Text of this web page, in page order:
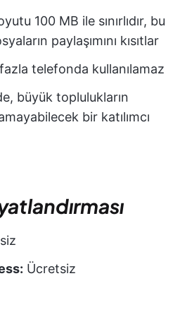
100 MB ile sınırlıdır, bu
paylaşımını kısıtlar
telefonda kullanılamaz
büyük toplulukların
bir katılımcı
Ücretsiz